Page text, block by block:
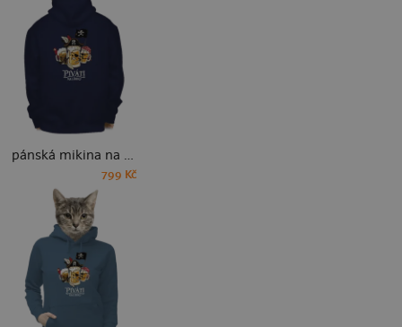
pánská mikina na zip
799 Kč